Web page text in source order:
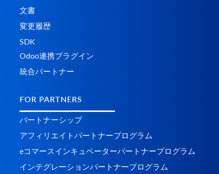
文書
変更履歴
SDK
Odoo連携プラグイン
統合パートナー
FOR PARTNERS
パートナーシップ
アフィリエイトパートナープログラム
eコマースインキュベーターパートナープログラム
インテグレーションパートナープログラム